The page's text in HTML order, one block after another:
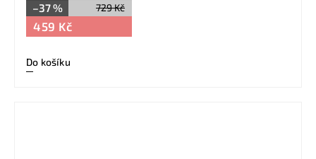
729 Kč
–37 %
459 Kč
Do košíku